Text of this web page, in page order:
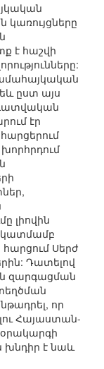
է հաշվի
ըստ այս
էր
լիովին
Սերժ
Դատելով
զարգացման
որ
Հայաստան-
խնդիր է նաև